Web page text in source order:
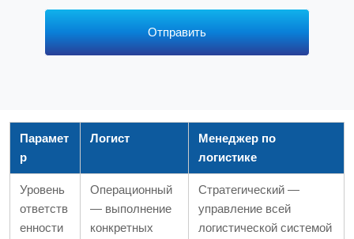
Отправить
Парамет
р
Логист
Менеджер по
логистике
Уровень
ответств
енности
Операционный
— выполнение
конкретных
Стратегический —
управление всей
логистической системой